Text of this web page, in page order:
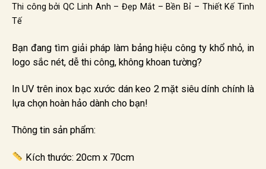
Thi công bởi QC Linh Anh – Đẹp Mắt – Bền Bỉ – Thiết Kế Tinh
Tế
Bạn đang tìm giải pháp làm bảng hiệu công ty khổ nhỏ, in
logo sắc nét, dễ thi công, không khoan tường?
In UV trên inox bạc xước dán keo 2 mặt siêu dính chính là
lựa chọn hoàn hảo dành cho bạn!
Thông tin sản phẩm:
Kích thước: 20cm x 70cm